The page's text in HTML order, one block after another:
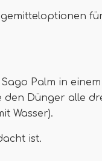
Palm in einem
den Dünger alle
Wasser).
ist.